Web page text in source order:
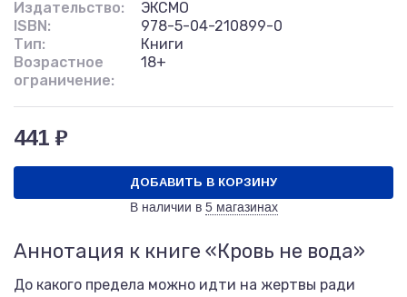
Издательство:
ЭКСМО
ISBN:
978-5-04-210899-0
Тип:
Книги
Возрастное
ограничение:
18+
441 ₽
ДОБАВИТЬ В КОРЗИНУ
В наличии в 5 магазинах
Аннотация к книге «Кровь не вода»
До какого предела можно идти на жертвы ради